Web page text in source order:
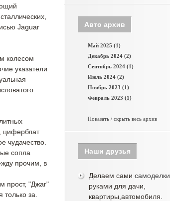
Jaguar
колесом
указатели
циферблат
чудачество.
сопла
прочим, в
прост, "Джаг"
за.
Авто архив
Май 2025 (1)
Декабрь 2024 (2)
Сентябрь 2024 (1)
Июль 2024 (2)
Ноябрь 2023 (1)
Февраль 2023 (1)
Показать / скрыть весь архив
Наши друзья
Делаем сами самоделки
руками для дачи,
квартиры,автомобиля.